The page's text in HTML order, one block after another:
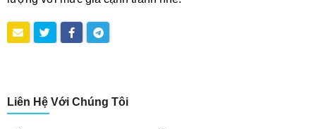
Liên Hệ Với Chúng Tôi